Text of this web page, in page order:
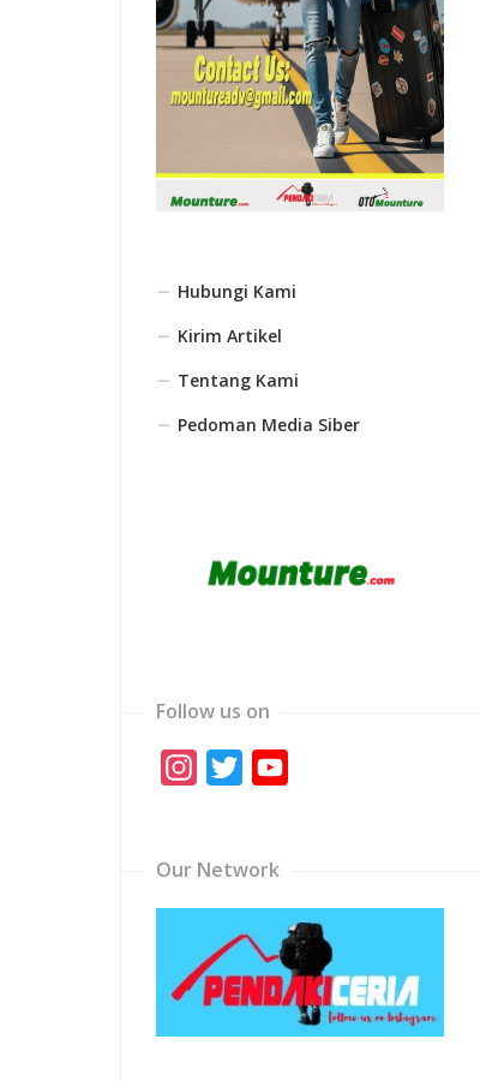
Hubungi Kami
Kirim Artikel
Tentang Kami
Pedoman Media Siber
Follow us on
Instagram
Twitter
Our Network